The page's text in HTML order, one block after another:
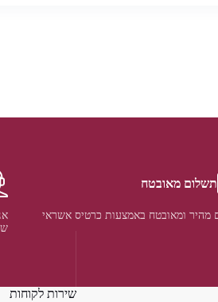
תשלום מאובטח
מהיר ומאובטח באמצעות כרטיס אשראי
שירות לקוחות